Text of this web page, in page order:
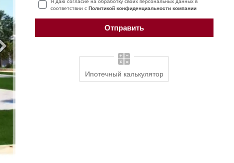
соответствии сПолитикой конфиденциальности компании
Ипотечный калькулятор